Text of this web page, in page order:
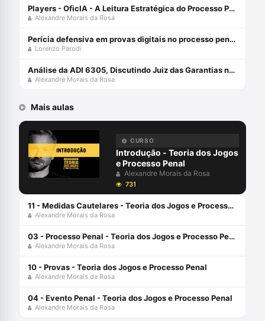
Players - OficIA - A Leitura Estratégica do Processo Penal com Alexandre Morais da Rosa
Alexandre Morais da Rosa
Perícia defensiva em provas digitais no processo penal com Lorenzo Parodi
Lorenzo Parodi
Análise da ADI 6305, Discutindo Juiz das Garantias no Brasil com Alexandre Morais da Rosa
Alexandre Morais da Rosa
Mais aulas
CURSO
Introdução - Teoria dos Jogos
e Processo Penal
Alexandre Morais da Rosa
731
11 - Medidas Cautelares - Teoria dos Jogos e Processo Penal
Alexandre Morais da Rosa
03 - Processo Penal - Teoria dos Jogos e Processo Penal
Alexandre Morais da Rosa
10 - Provas - Teoria dos Jogos e Processo Penal
Alexandre Morais da Rosa
04 - Evento Penal - Teoria dos Jogos e Processo Penal
Alexandre Morais da Rosa